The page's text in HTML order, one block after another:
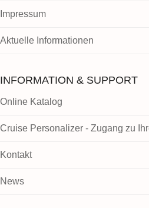
Impressum
Aktuelle Informationen
INFORMATION & SUPPORT
Online Katalog
Cruise Personalizer - Zugang zu
Kontakt
News